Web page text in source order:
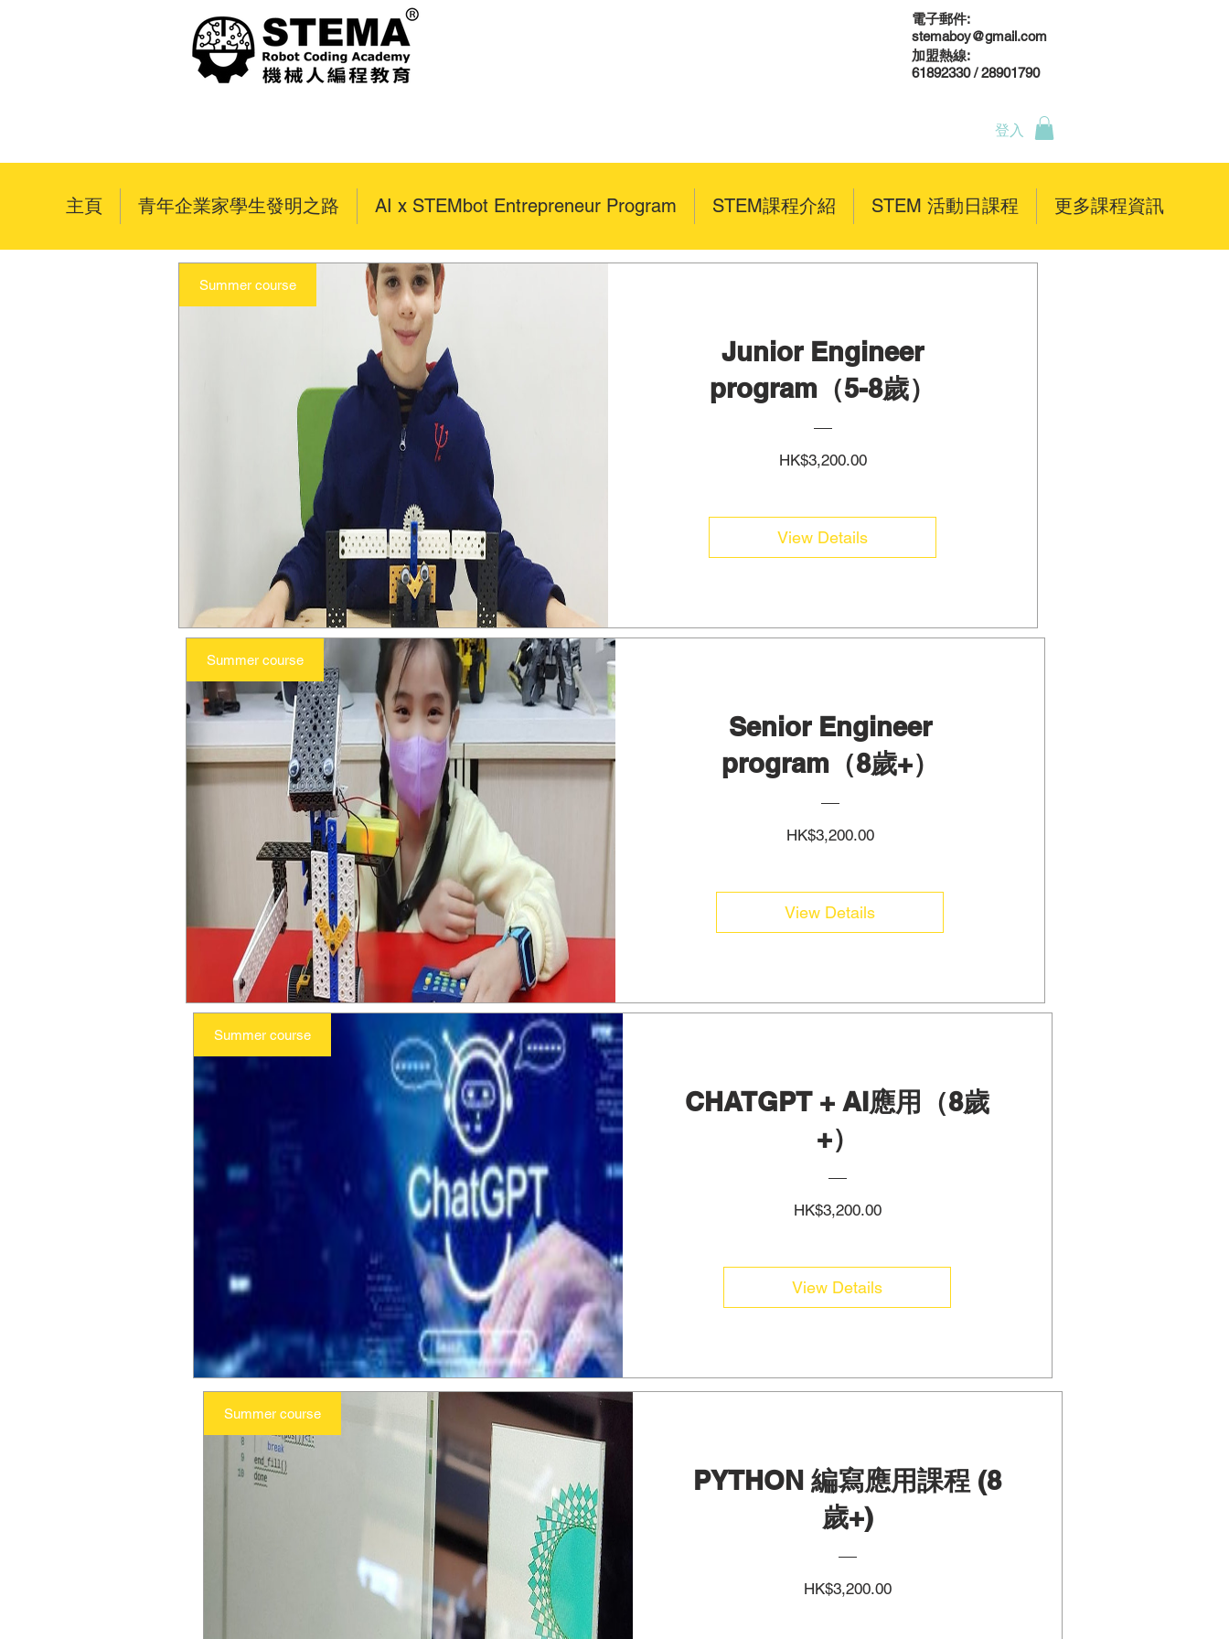
電子郵件:
stemaboy@gmail.com
加盟熱線:
61892330 / 28901790
登入
主頁 青年企業家學生發明之路 AI x STEMbot Entrepreneur Program STEM課程介紹 STEM 活動日課程 更多課程資訊
Summer course
Junior Engineer
program（5-8歲）
HK$3,200.00Price
View Details
Summer course
Senior Engineer
program（8歲+）
HK$3,200.00Price
View Details
Summer course
CHATGPT + AI應用（8歲
+）
HK$3,200.00Price
View Details
Summer course
PYTHON 編寫應用課程 (8
歲+)
HK$3,200.00Price